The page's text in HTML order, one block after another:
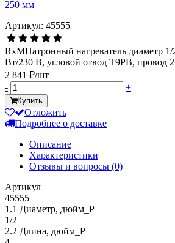
Артикул: 45555
RxMПатронный нагреватель диаметр
Вт/230 В, угловой отвод Т9РВ, провод
2 841 ₽/шт
-
+
Купить
Отложить
Подробнее о доставке
Описание
Характеристики
Отзывы и вопросы (0)
Артикул
45555
1.1 Диаметр, дюйм_Р
1/2
2.2 Длина, дюйм_Р